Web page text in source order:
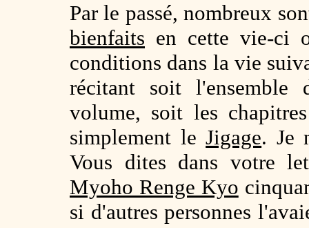
Par le passé, nombreux
bienfaits en cette vie-ci
conditions dans la vie
récitant soit
volume, soit les
simplement leJigage. Je
Vous dites dans votre
Myoho Renge Kyo
si d'autres personnes